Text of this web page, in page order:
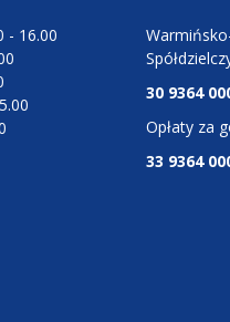
- 16.00
30 9364
Opłaty za
33 9364